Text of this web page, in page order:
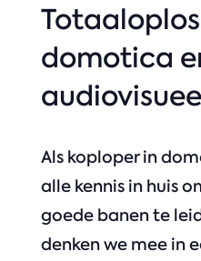
domotica
Als koploper in
alle kennis in huis
goede banen te
denken we mee in